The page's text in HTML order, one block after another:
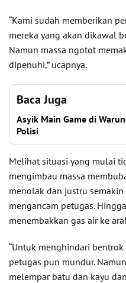
“Kami sudah memberikan
mereka yang akan dikawal
Namun massa ngotot
dipenuhi,” ucapnya.
Baca Juga
Asyik Main Game di
Polisi
Melihat situasi yang mulai
mengimbau massa
menolak dan justru
mengancam petugas.
menembakkan gas air ke
“Untuk menghindari
petugas pun mundur.
melempar batu dan kayu